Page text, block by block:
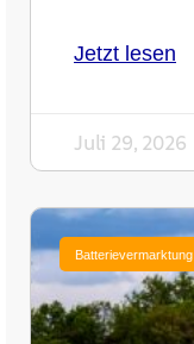
Jetzt lesen
Juli 29, 2026
Batterievermarktung